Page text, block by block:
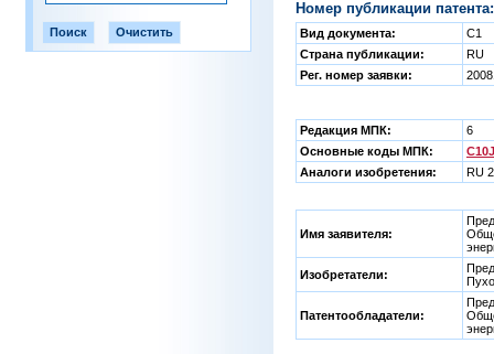
Номер публикации
Вид документа:
C1
Страна публикации:
RU
Рег. номер заявки:
Редакция МПК:
6
Основные коды МПК:
Аналоги изобретения:
RU
Имя заявителя:
Изобретатели:
Патентообладатели: